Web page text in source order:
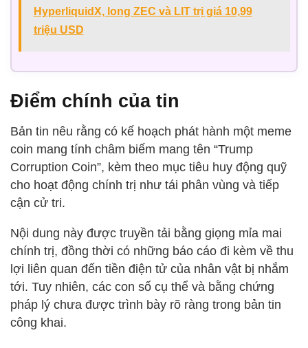
HyperliquidX, long ZEC và LIT trị giá 10,99
triệu USD
Điểm chính của tin
Bản tin nêu rằng có kế hoạch phát hành một meme
coin mang tính châm biếm mang tên “Trump
Corruption Coin”, kèm theo mục tiêu huy động quỹ
cho hoạt động chính trị như tái phân vùng và tiếp
cận cử tri.
Nội dung này được truyền tải bằng giọng mỉa mai
chính trị, đồng thời có những báo cáo đi kèm về thu
lợi liên quan đến tiền điện tử của nhân vật bị nhắm
tới. Tuy nhiên, các con số cụ thể và bằng chứng
pháp lý chưa được trình bày rõ ràng trong bản tin
công khai.